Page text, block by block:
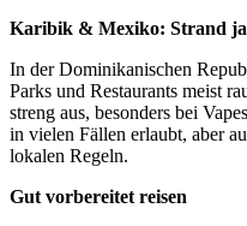
Karibik & Mexiko: Strand
In der Dominikanischen
Parks und Restaurants meist
streng aus, besonders bei
in vielen Fällen erlaubt, aber
lokalen Regeln.
Gut vorbereitet reisen